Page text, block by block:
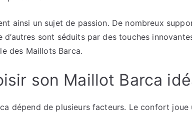
ainsi un sujet de passion. De nombreux
d’autres sont séduits par des touches
des Maillots Barca.
son Maillot Barca
dépend de plusieurs facteurs. Le confort